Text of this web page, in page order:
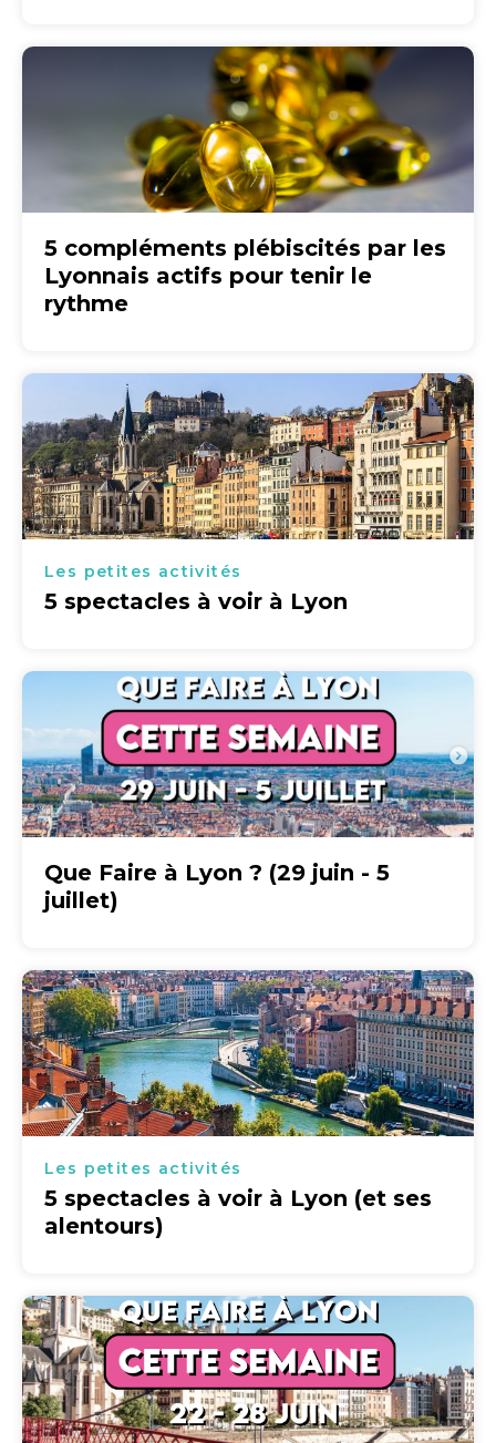
5 compléments plébiscités par les
Lyonnais actifs pour tenir le
rythme
Les petites activités
5 spectacles à voir à Lyon
Que Faire à Lyon ? (29 juin - 5
juillet)
Les petites activités
5 spectacles à voir à Lyon (et ses
alentours)